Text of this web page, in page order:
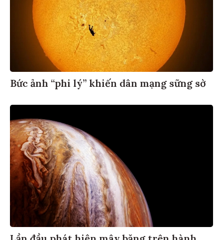
Bức ảnh “phi lý” khiến dân mạng sững sờ
Lần đầu phát hiện mây băng trên hành